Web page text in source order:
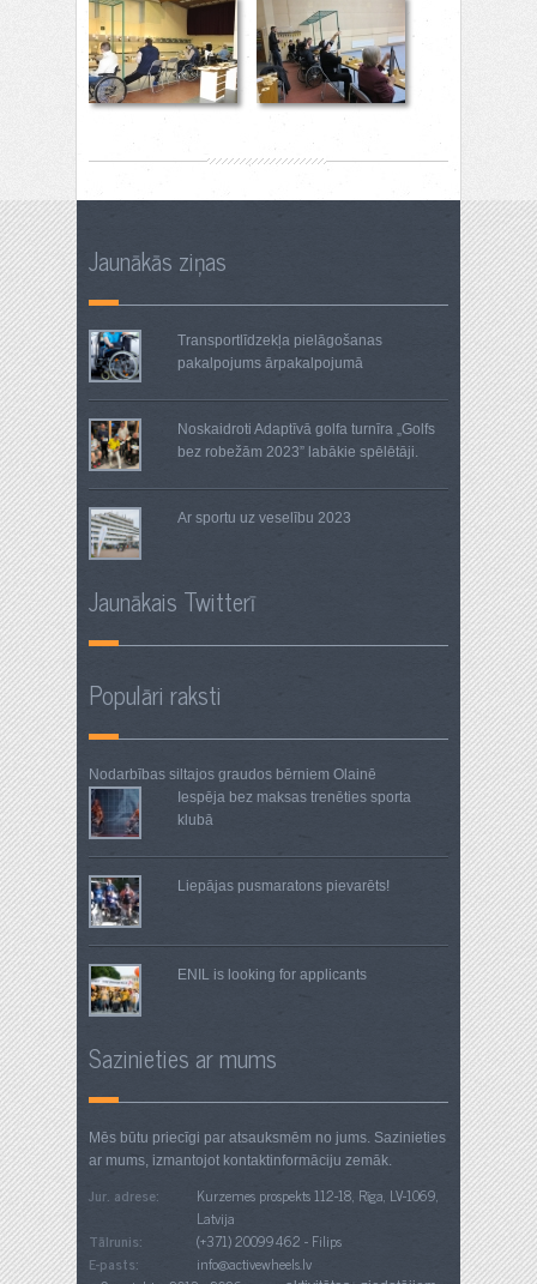
Jaunākās ziņas
Transportlīdzekļa pielāgošanas
pakalpojums ārpakalpojumā
Noskaidroti Adaptīvā golfa turnīra „Golfs
bez robežām 2023” labākie spēlētāji.
Ar sportu uz veselību 2023
Jaunākais Twitterī
Populāri raksti
Nodarbības siltajos graudos bērniem Olainē
Iespēja bez maksas trenēties sporta
klubā
Liepājas pusmaratons pievarēts!
ENIL is looking for applicants
Sazinieties ar mums
Mēs būtu priecīgi par atsauksmēm no jums. Sazinieties
ar mums, izmantojot kontaktinformāciju zemāk.
Jur. adrese:
Kurzemes prospekts 112-18, Rīga, LV-1069,
Latvija
Tālrunis:
(+371) 20099462 - Filips
E-pasts:
info@activewheels.lv